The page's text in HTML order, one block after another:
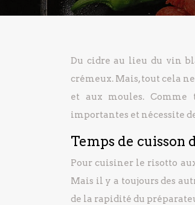
Du cidre au lieu du vin
crémeux. Mais, tout cela
et aux moules. Comme
importantes et nécessite
Temps de cuisson
Pour cuisiner le risotto
Mais il y a toujours des
de la rapidité du